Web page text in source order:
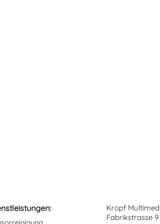
Kropf
Fabrikstrasse 9